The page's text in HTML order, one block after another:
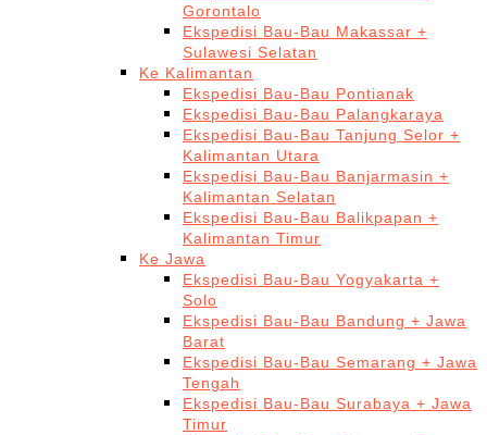
Gorontalo
Ekspedisi Bau-Bau Makassar +
Sulawesi Selatan
Ke Kalimantan
Ekspedisi Bau-Bau Pontianak
Ekspedisi Bau-Bau Palangkaraya
Ekspedisi Bau-Bau Tanjung Selor +
Kalimantan Utara
Ekspedisi Bau-Bau Banjarmasin +
Kalimantan Selatan
Ekspedisi Bau-Bau Balikpapan +
Kalimantan Timur
Ke Jawa
Ekspedisi Bau-Bau Yogyakarta +
Solo
Ekspedisi Bau-Bau Bandung + Jawa
Barat
Ekspedisi Bau-Bau Semarang + Jawa
Tengah
Ekspedisi Bau-Bau Surabaya + Jawa
Timur